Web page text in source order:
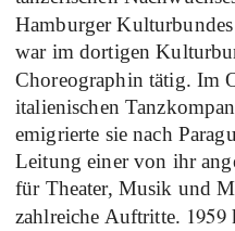
Hamburger
war im dortigen
Choreographin tätig. Im
italienischen
emigrierte sie nach
Leitung einer von ihr
für Theater, Musik und
zahlreiche Auftritte. 1959